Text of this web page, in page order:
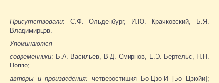
Присутствовали: С.Ф. Ольденбург, И.Ю. Крачковский, Б.Я.
Владимирцов.
Упоминаются
современники: Б.А. Васильев, В.Д. Смирнов, Е.Э. Бертельс, Н.Н.
Поппе;
авторы и произведения: четверостишия Бо-Цзо-И [Бо Цзюйи];